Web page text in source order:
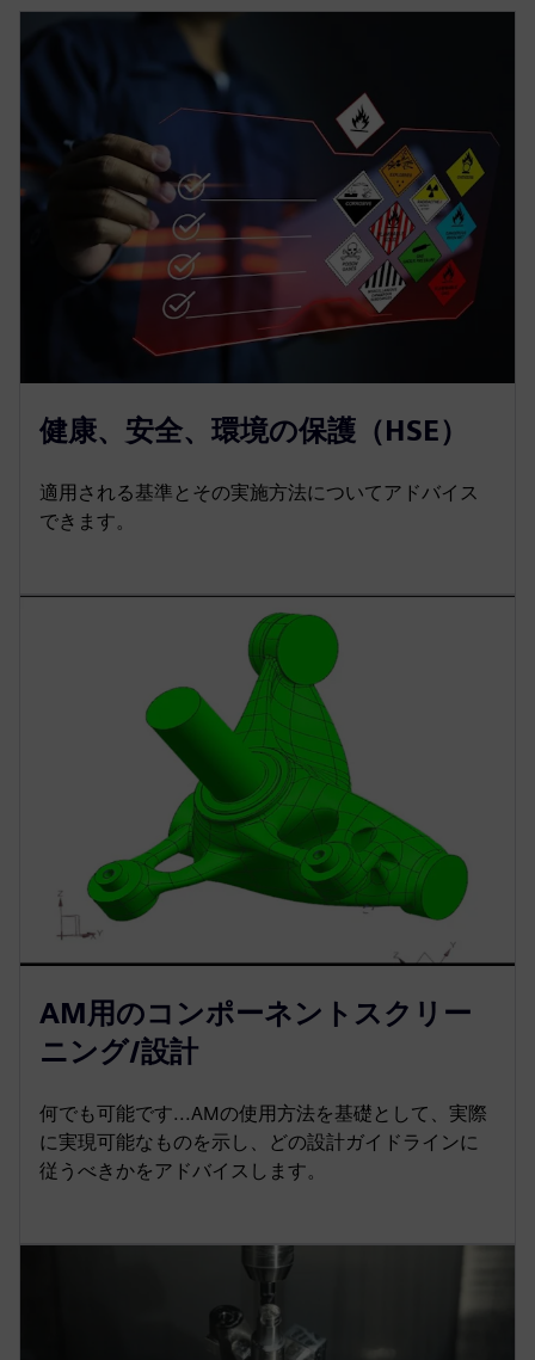
健康、安全、環境の保護（HSE）
適用される基準とその実施方法についてアドバイス
できます。
AM用のコンポーネントスクリー
ニング/設計
何でも可能です...AMの使用方法を基礎として、実際
に実現可能なものを示し、どの設計ガイドラインに
従うべきかをアドバイスします。